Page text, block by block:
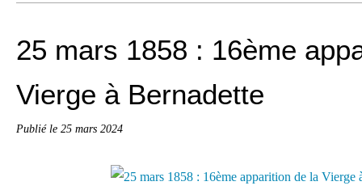
25 mars 1858 : 16ème
Vierge à Bernadette
Publié le 25 mars 2024